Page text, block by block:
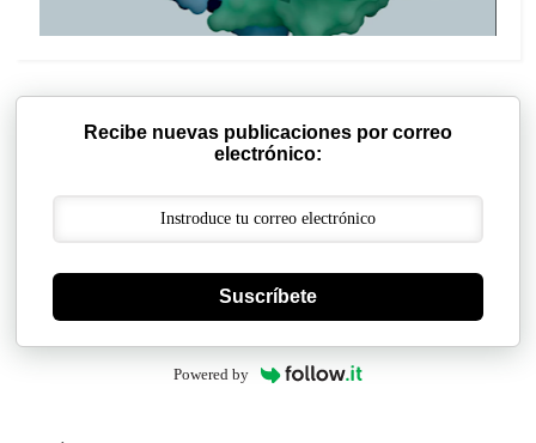
Recibe nuevas publicaciones por correo
electrónico:
Suscríbete
Powered by